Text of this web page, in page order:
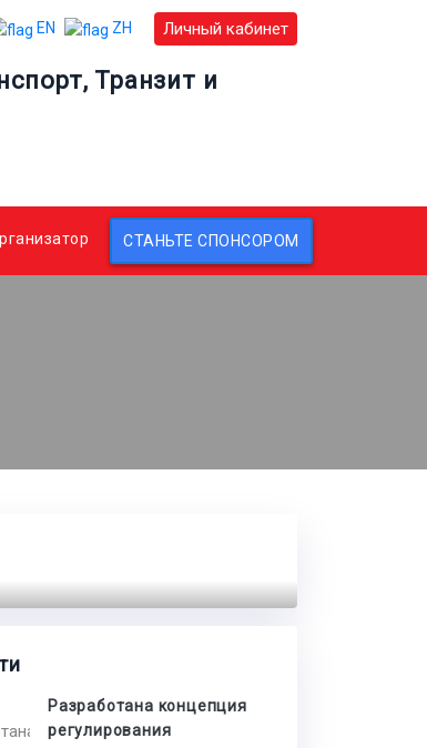
EN ZH Личный кабинет
Транзит и
СТАНЬТЕ СПОНСОРОМ
Разработана концепция
регулирования